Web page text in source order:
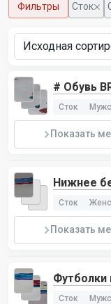
Фильтры Сток
# Обувь
лотов
Сток
Показать
Нижнее
Сток
Показать
Футболки
Сток